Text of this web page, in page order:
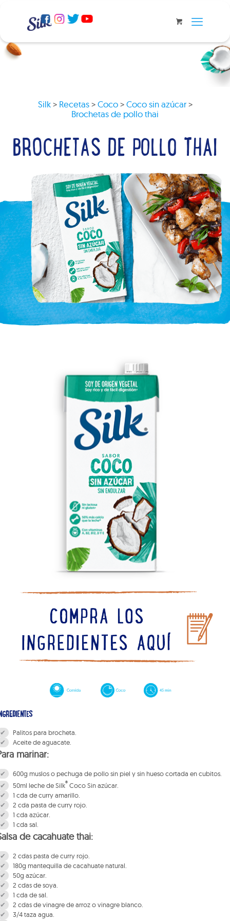
Silk> Recetas>Coco>Coco sin azúcar>
Brochetas de pollo thai
BROCHETAS DE POLLO THAI
Palitos para brocheta.
Aceite de aguacate.
marinar:
600g muslos o pechuga de pollo sin piel y sin hueso cortada en cubitos.
50ml leche de Silk®Coco Sin azúcar.
1 cda de curry amarillo.
2 cda pasta de curry rojo.
1 cda azúcar.
1 cda sal.
de cacahuate thai:
2 cdas pasta de curry rojo.
180g mantequilla de cacahuate natural.
50g azúcar.
2 cdas de soya.
1 cda de sal.
2 cdas de vinagre de arroz o vinagre blanco.
3/4 taza agua.